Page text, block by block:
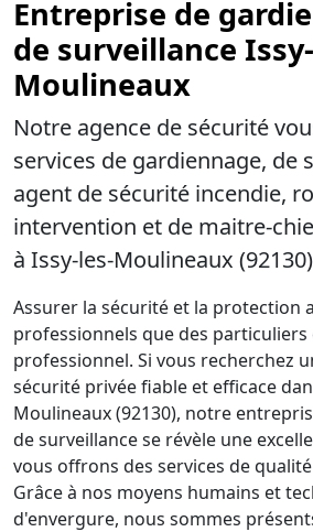
Entreprise de
de surveillance
Moulineaux
Notre agence de sécurité
services de gardiennage, de
agent de sécurité incendie,
intervention et de maitre-
à Issy-les-Moulineaux
Assurer la sécurité et la protection
professionnels que des
professionnel. Si vous recherchez
sécurité privée fiable et efficace
Moulineaux (92130), notre
de surveillance se révèle une
vous offrons des services de
Grâce à nos moyens humains et
d'envergure, nous sommes